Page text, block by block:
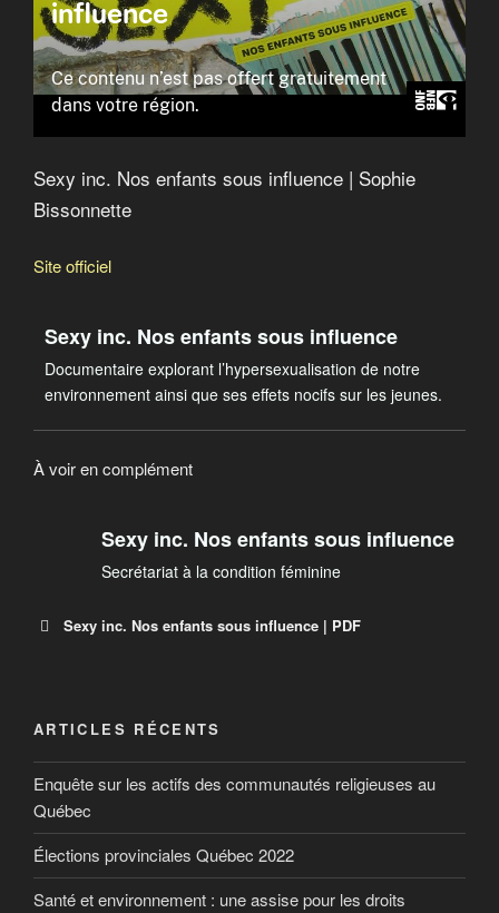
Sexy inc. Nos enfants sous influence | Sophie
Bissonnette
Site officiel
Sexy inc. Nos enfants sous influence
Documentaire explorant l’hypersexualisation de notre
environnement ainsi que ses effets nocifs sur les jeunes.
À voir en complément
Sexy inc. Nos enfants sous influence
Secrétariat à la condition féminine
Sexy inc. Nos enfants sous influence | PDF
ARTICLES RÉCENTS
Enquête sur les actifs des communautés religieuses au
Québec
Élections provinciales Québec 2022
Santé et environnement : une assise pour les droits